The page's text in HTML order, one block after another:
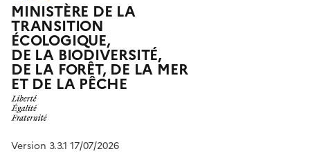
MINISTÈRE DE LA
TRANSITION
ÉCOLOGIQUE,
DE LA BIODIVERSITÉ,
DE LA FORÊT, DE LA MER
ET DE LA PÊCHE
Version 3.3.1 17/07/2026